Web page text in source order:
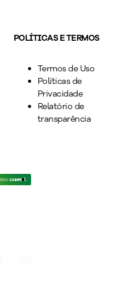
POLÍTICAS E TERMOS
Termos de Uso
Políticas de
Privacidade
Relatório de
transparência